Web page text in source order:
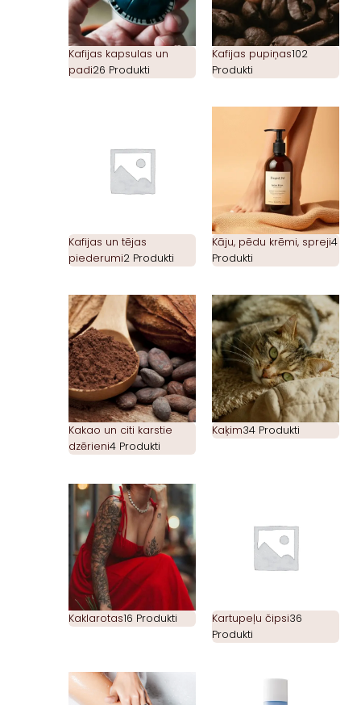
Kafijas kapsulas un
padi26 Produkti
Kafijas pupiņas102
Produkti
Kafijas un tējas
piederumi2 Produkti
Kāju, pēdu krēmi, spreji4
Produkti
Kakao un citi karstie
dzērieni4 Produkti
Kaķim34 Produkti
Kaklarotas16 Produkti Kartupeļu čipsi36
Produkti